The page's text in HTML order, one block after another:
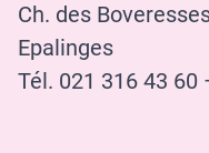
Ch. des
Epalinges
Tél. 021 316 43 60